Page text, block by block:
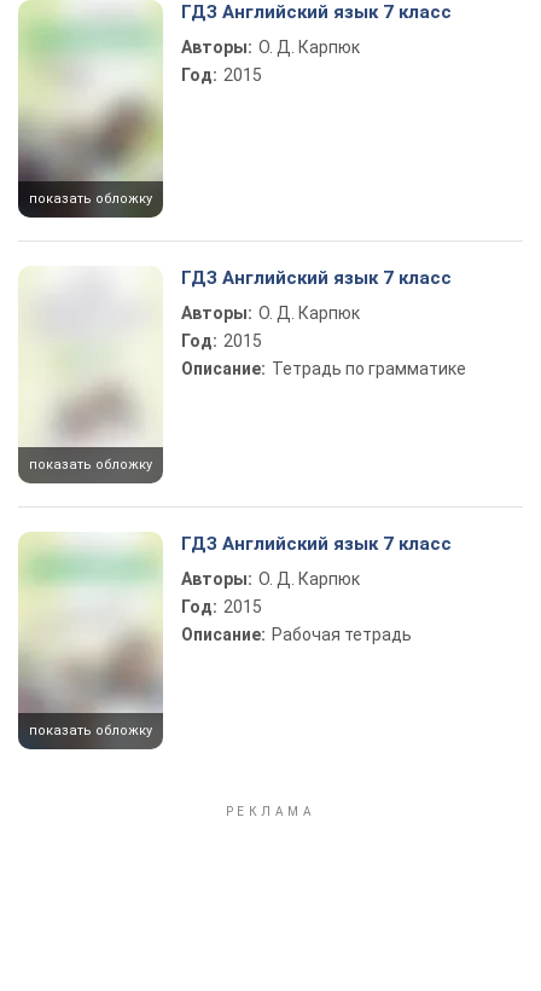
показать обложку
ГДЗ Английский язык 7 класс
Авторы: О. Д. Карпюк
Год: 2015
показать обложку
ГДЗ Английский язык 7 класс
Авторы: О. Д. Карпюк
Год: 2015
Описание: Тетрадь по грамматике
показать обложку
ГДЗ Английский язык 7 класс
Авторы: О. Д. Карпюк
Год: 2015
Описание: Рабочая тетрадь